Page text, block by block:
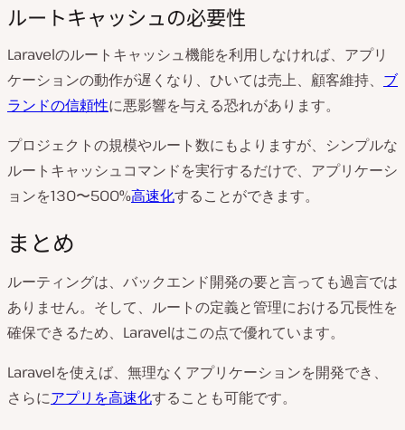
ルートキャッシュの必要性
Laravelのルートキャッシュ機能を利用しなければ、アプリ
ケーションの動作が遅くなり、ひいては売上、顧客維持、 ブ
ランドの信頼性に悪影響を与える恐れがあります。
プロジェクトの規模やルート数にもよりますが、シンプルな
ルートキャッシュコマンドを実行するだけで、アプリケーシ
ョンを130〜500%高速化することができます。
まとめ
ルーティングは、バックエンド開発の要と言っても過言では
ありません。そして、ルートの定義と管理における冗長性を
確保できるため、Laravelはこの点で優れています。
Laravelを使えば、無理なくアプリケーションを開発でき、
さらにアプリを高速化することも可能です。